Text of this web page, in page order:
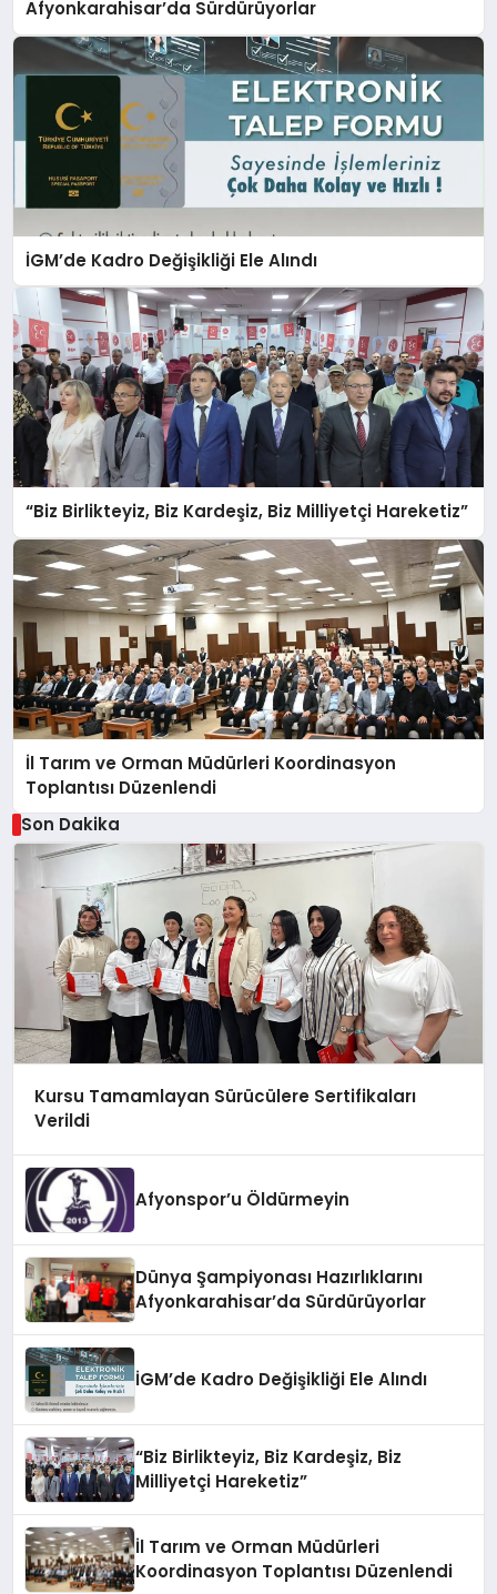
Afyonkarahisar’da Sürdürüyorlar
İGM’de Kadro Değişikliği Ele Alındı
“Biz Birlikteyiz, Biz Kardeşiz, Biz Milliyetçi Hareketiz”
İl Tarım ve Orman Müdürleri Koordinasyon
Toplantısı Düzenlendi
Son Dakika
Kursu Tamamlayan Sürücülere Sertifikaları
Verildi
Afyonspor’u Öldürmeyin
Dünya Şampiyonası Hazırlıklarını
Afyonkarahisar’da Sürdürüyorlar
İGM’de Kadro Değişikliği Ele Alındı
“Biz Birlikteyiz, Biz Kardeşiz, Biz
Milliyetçi Hareketiz”
İl Tarım ve Orman Müdürleri
Koordinasyon Toplantısı Düzenlendi